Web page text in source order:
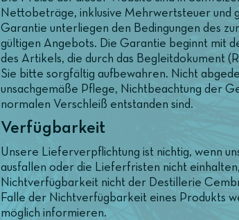
Nettobeträge, inklusive Mehrwertsteuer und
Garantie unterliegen den Bedingungen des
gültigen Angebots. Die Garantie beginnt mit
des Artikels, die durch das Begleitdokument
Sie bitte sorgfältig aufbewahren. Nicht
unsachgemäße Pflege, Nichtbeachtung der
normalen Verschleiß entstanden sind.
Verfügbarkeit
Unsere Lieferverpflichtung ist nichtig, wenn
ausfallen oder die Lieferfristen nicht
Nichtverfügbarkeit nicht der Destillerie
Falle der Nichtverfügbarkeit eines Produkts
möglich informieren.